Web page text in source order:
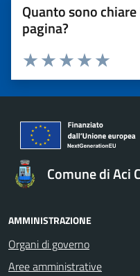
Quanto sono
pagina?
Valuta 5
Valuta 4
Valuta 3 stelle
Valuta 2 stelle su 5
Valuta 1 stelle su 5
Comune di Aci
AMMINISTRAZIONE
Organi di governo
Aree amministrative